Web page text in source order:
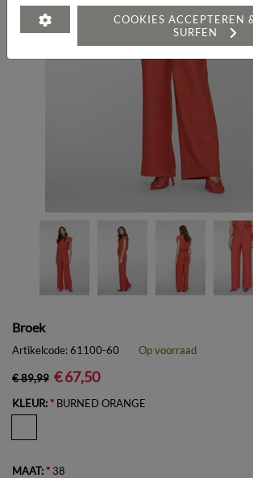
Broek
Artikelcode:61100-60 Op voorraad
€ 89,99 € 67,50
KLEUR:* BURNED ORANGE
MAAT:* 38
COOKIES ACCEPTEREN
SURFEN